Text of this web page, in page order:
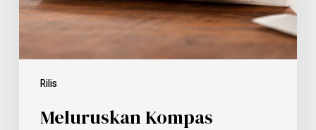
Rilis
Meluruskan Kompas